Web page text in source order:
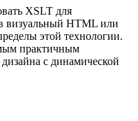
XSLT для
визуальный HTML или
этой технологии.
практичным
с динамической